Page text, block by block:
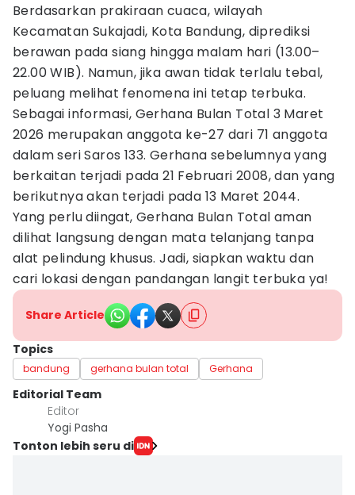
Berdasarkan prakiraan cuaca, wilayah
Kecamatan Sukajadi, Kota Bandung, diprediksi
berawan pada siang hingga malam hari (13.00–
22.00 WIB). Namun, jika awan tidak terlalu tebal,
peluang melihat fenomena ini tetap terbuka.
Sebagai informasi, Gerhana Bulan Total 3 Maret
2026 merupakan anggota ke-27 dari 71 anggota
dalam seri Saros 133. Gerhana sebelumnya yang
berkaitan terjadi pada 21 Februari 2008, dan yang
berikutnya akan terjadi pada 13 Maret 2044.
Yang perlu diingat, Gerhana Bulan Total aman
dilihat langsung dengan mata telanjang tanpa
alat pelindung khusus. Jadi, siapkan waktu dan
cari lokasi dengan pandangan langit terbuka ya!
Share Article
Topics
bandung gerhana bulan total Gerhana
Editorial Team
Editor
Yogi Pasha
Tonton lebih seru di